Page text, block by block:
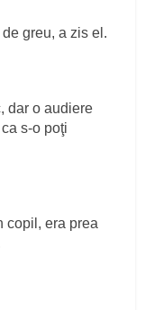
greu, a zis el.
dar o audiere
s‑o poţi
copil, era prea